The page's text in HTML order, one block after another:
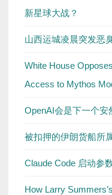
新星球大战？
山西运城凌晨突发恶
White House
Access to Mythos
OpenAI会是下一个安
被扣押的伊朗货船所
Claude Code 启动参
How Larry